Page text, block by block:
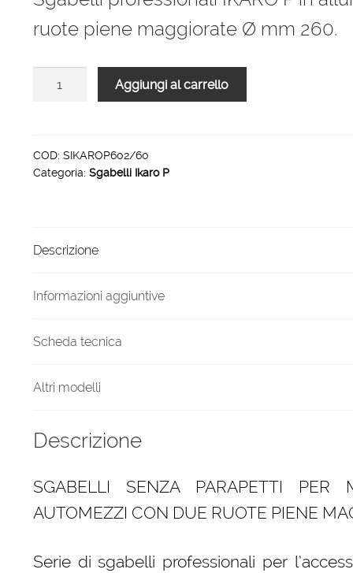
980,00 €.
è:
ruote piene maggiorate Ø mm 260.
2
gradini
60
quantità
Aggiungi al carrello
COD: SIKAROP602/60
Categoria: Sgabelli Ikaro P
Descrizione
Informazioni aggiuntive
Scheda tecnica
Altri modelli
Descrizione
SGABELLI SENZA PARAPETTI PER
AUTOMEZZI CON DUE RUOTE PIENE
Serie di sgabelli professionali per